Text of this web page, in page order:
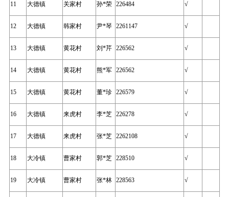
11 大德镇 关家村 孙*荣 226484 √
12 大德镇 韩家村 尹*琴 2261147 √
13 大德镇 黄花村 刘*芹 226562 √
14 大德镇 黄花村 熊*军 226562 √
15 大德镇 黄花村 董*珍 226579 √
16 大德镇 来虎村 李*芝 226278 √
17 大德镇 来虎村 张*芝 2262108 √
18 大冷镇 曹家村 郭*芝 228510 √
19 大冷镇 曹家村 张*林 228563 √